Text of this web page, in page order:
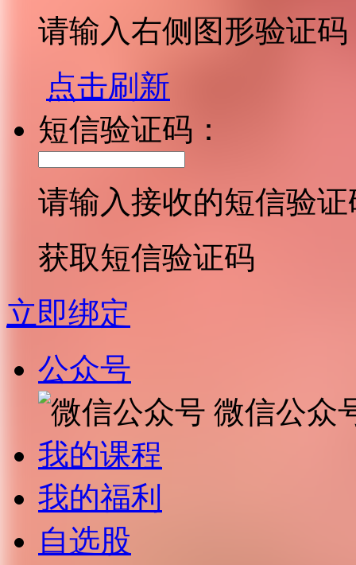
请输入右侧图形验证码
点击刷新
短信验证码：
请输入接收的短信验证
获取短信验证码
立即绑定
公众号
微信公众
我的课程
我的福利
自选股